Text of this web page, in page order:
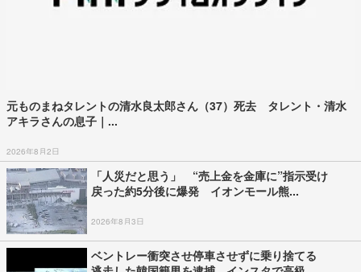
元ものまねタレントの清水良太郎さん（37）死去 タレント・清水
アキラさんの息子｜...
2026年8月2日
「人災だと思う」 “売上金を金庫に”指示受け
戻った約5分後に爆発 イオンモール熊...
2026年8月3日
ベントレー衝突させ停車させずに乗り捨てる